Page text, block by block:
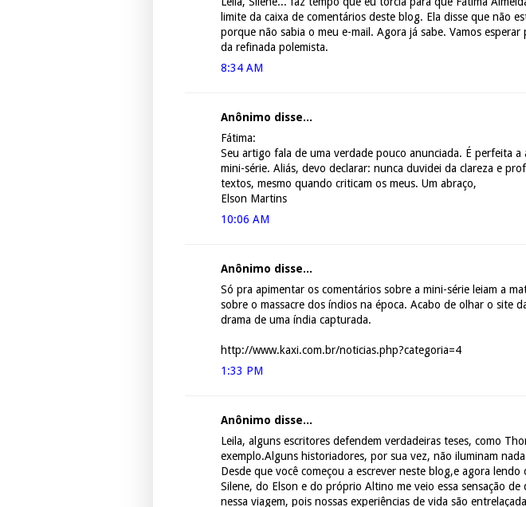
limite da caixa de comentários deste blog. Ela disse que não
porque não sabia o meu e-mail. Agora já sabe. Vamos esperar
da refinada polemista.
8:34 AM
Anônimo disse...
Fátima:
Seu artigo fala de uma verdade pouco anunciada. É perfeita a
mini-série. Aliás, devo declarar: nunca duvidei da clareza e
textos, mesmo quando criticam os meus. Um abraço,
Elson Martins
10:06 AM
Anônimo disse...
Só pra apimentar os comentários sobre a mini-série leiam a
sobre o massacre dos índios na época. Acabo de olhar o site
drama de uma índia capturada.
http://www.kaxi.com.br/noticias.php?categoria=4
1:33 PM
Anônimo disse...
Leila, alguns escritores defendem verdadeiras teses, como
exemplo.Alguns historiadores, por sua vez, não iluminam
Desde que você começou a escrever neste blog,e agora lendo
Silene, do Elson e do próprio Altino me veio essa sensação de
nessa viagem, pois nossas experiências de vida são